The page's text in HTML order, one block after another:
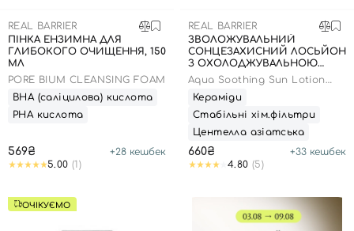
REAL BARRIER
ПІНКА ЕНЗИМНА ДЛЯ
ГЛИБОКОГО ОЧИЩЕННЯ, 150
МЛ
PORE BIUM CLEANSING FOAM
ВНА (саліцилова) кислота
РНА кислота
569₴ +28 кешбек
5.00 (1)
REAL BARRIER
ЗВОЛОЖУВАЛЬНИЙ
СОНЦЕЗАХИСНИЙ ЛОСЬЙОН
З ОХОЛОДЖУВАЛЬНОЮ
ДІЄЮ SPF50+, 50 МЛ
Aqua Soothing Sun Lotion
SPF50+PA++++
Кераміди
Стабільні хім.фільтри
Центелла азіатська
660₴ +33 кешбек
4.80 (5)
ОЧІКУЄМО
Вхід Реєстрація
Номер телефону
Відправляючи форму для авторизації/реєстрації ви